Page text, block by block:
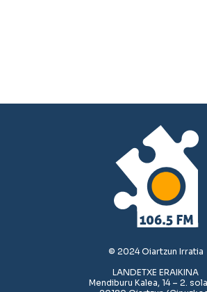
© 2024 Oiartzun Irratia
LANDETXE ERAIKINA
Mendiburu Kalea, 14 – 2.